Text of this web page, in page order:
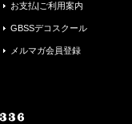
お支払|ご利用案内
GBSSデコスクール
メルマガ会員登録